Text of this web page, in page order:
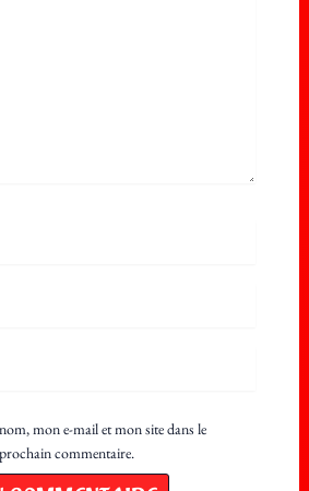
mon e-mail et mon site dans le
commentaire.